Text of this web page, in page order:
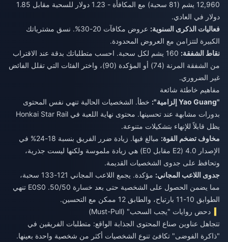
12,960 يشم (81 سحبة) مع المكافأة - 1.23 دولار للسحبة مقابل 1.85
دولار في العادي.
فعاليات الذكرى السنوية:
عروض مكافآت 20-30%. نسق مشترياتك
الكبيرة لتتزامن مع العروض المحدودة.
نقاط الشفقة:
160 يشم لكل سحبة. احسب متطلباتك بدقة عند الاقتراب
من الشفقة المرنة (74) أو المؤكدة (90)، واختر الفئات التي تقلل الفائض
غير الضروري.
مفاهيم خاطئة شائعة
"Yao Guang إلزامية":
خطأ. الشخصيات الحالية تنهي نفس المحتوى
بدورات مشابهة عند تحسينها. محتوى نهاية اللعبة في Honkai Star Rail
يظل قابلاً للإنهاء بتشكيلات متنوعة.
مخاوف تضخم القوة:
مبالغ فيها. زيادة ضرر الفريق بنسبة 18-24% في
الإصدار 4.0 (E2 مقابل E0) هي زيادة ملموسة ولكنها ليست جذرية،
وتحافظ على جدوى الشخصيات القديمة.
جدوى اللاعب المجاني:
مؤكدة. يجمع اللاعب المجاني 121-133 سحبة،
مما يضمن الحصول على الشخصية حتى بعد خسارة 50/50. E0S0 تنهي
الطوابق 10-11 بارتياح، والطابق 12 ممكن مع التحسين.
دحض روايات "يجب السحب" (Must-Pull)
تتجاهل عناوين صناع المحتوى الجذابة الواقع: متطلبات الفريقين في
"ذاكرة الفوضى" تكافئ تنوع الشخصيات أكثر من شخصية واحدة بعينها.